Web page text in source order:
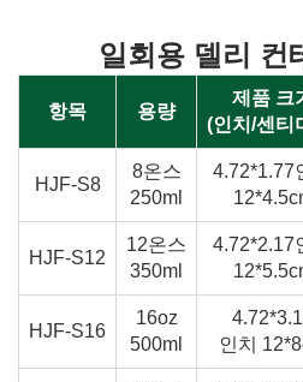
일회용 델리 컨
항목 용량
제품 크
(인치/센티
HJF-S8
8온스
250ml
4.72*1.77
HJF-S12
12온스
350ml
4.72*2.17
HJF-S16
16oz
500ml
인치